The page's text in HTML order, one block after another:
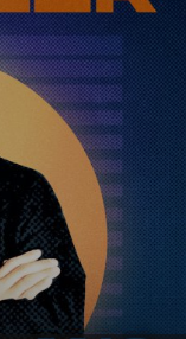
Insel Mainau